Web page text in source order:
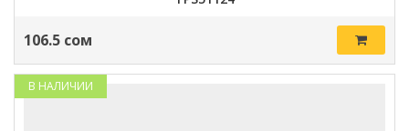
106.5 сом
В НАЛИЧИИ